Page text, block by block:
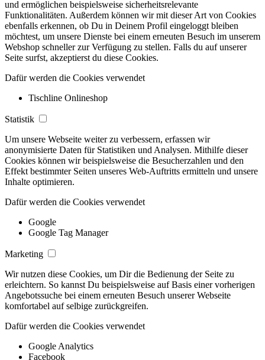
und ermöglichen beispielsweise sicherheitsrelevante
Funktionalitäten. Außerdem können wir mit dieser Art von Cookies
ebenfalls erkennen, ob Du in Deinem Profil eingeloggt bleiben
möchtest, um unsere Dienste bei einem erneuten Besuch im unserem
Webshop schneller zur Verfügung zu stellen. Falls du auf unserer
Seite surfst, akzeptierst du diese Cookies.
Dafür werden die Cookies verwendet
Tischline Onlineshop
Statistik
Um unsere Webseite weiter zu verbessern, erfassen wir
anonymisierte Daten für Statistiken und Analysen. Mithilfe dieser
Cookies können wir beispielsweise die Besucherzahlen und den
Effekt bestimmter Seiten unseres Web-Auftritts ermitteln und unsere
Inhalte optimieren.
Dafür werden die Cookies verwendet
Google
Google Tag Manager
Marketing
Wir nutzen diese Cookies, um Dir die Bedienung der Seite zu
erleichtern. So kannst Du beispielsweise auf Basis einer vorherigen
Angebotssuche bei einem erneuten Besuch unserer Webseite
komfortabel auf selbige zurückgreifen.
Dafür werden die Cookies verwendet
Google Analytics
Facebook